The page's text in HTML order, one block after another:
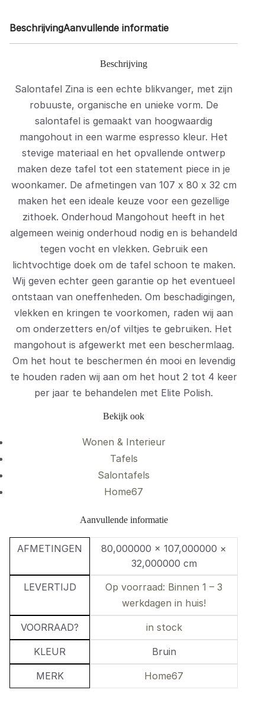
BeschrijvingAanvullende informatie
Beschrijving
Salontafel Zina is een echte blikvanger, met zijn
robuuste, organische en unieke vorm. De
salontafel is gemaakt van hoogwaardig
mangohout in een warme espresso kleur. Het
stevige materiaal en het opvallende ontwerp
maken deze tafel tot een statement piece in je
woonkamer. De afmetingen van 107 x 80 x 32 cm
maken het een ideale keuze voor een gezellige
zithoek. Onderhoud Mangohout heeft in het
algemeen weinig onderhoud nodig en is behandeld
tegen vocht en vlekken. Gebruik een
lichtvochtige doek om de tafel schoon te maken.
Wij geven echter geen garantie op het eventueel
ontstaan van oneffenheden. Om beschadigingen,
vlekken en kringen te voorkomen, raden wij aan
om onderzetters en/of viltjes te gebruiken. Het
mangohout is afgewerkt met een beschermlaag.
Om het hout te beschermen én mooi en levendig
te houden raden wij aan om het hout 2 tot 4 keer
per jaar te behandelen met Elite Polish.
Bekijk ook
Wonen & Interieur
Tafels
Salontafels
Home67
Aanvullende informatie
AFMETINGEN
80,000000 × 107,000000 ×
32,000000 cm
LEVERTIJD
Op voorraad: Binnen 1 – 3
werkdagen in huis!
VOORRAAD? in stock
KLEUR Bruin
MERK Home67